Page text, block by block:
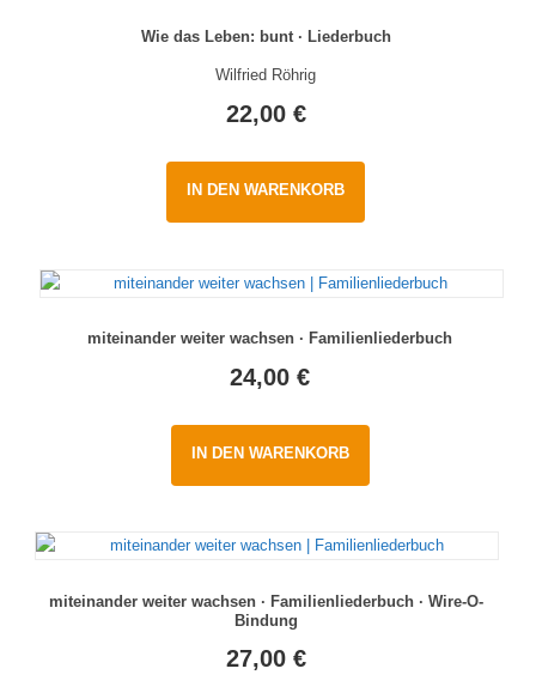
Wie das Leben: bunt · Liederbuch
Wilfried Röhrig
22,00 €
IN DEN WARENKORB
miteinander weiter wachsen · Familienliederbuch
24,00€
IN DEN WARENKORB
miteinander weiter wachsen · Familienliederbuch · Wire-O-
Bindung
27,00 €